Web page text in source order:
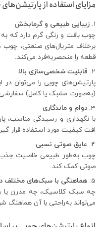
مزایای استفاده از
زیبایی طبیعی و گرمابخش
چوب بافت و رنگی گرم دارد
برخلاف متریال‌های صنعتی،
قطعه را منحصربه‌فرد می‌کند.
قابلیت شخصی‌سازی بالا
پارتیشن‌های چوبی را می‌توان
(به‌صورت مشبک یا کامل)
دوام و ماندگاری
با نگهداری و رسیدگی مناسب،
افت کیفیت مورد استفاده قرار
عایق صوتی نسبی
چوب به‌طور طبیعی خاصیت جذب
صوتی کمک کند.
هماهنگی با سبک‌های مختلف
چه سبک کلاسیک، چه مدرن یا
می‌تواند به‌راحتی با آن هماهنگ